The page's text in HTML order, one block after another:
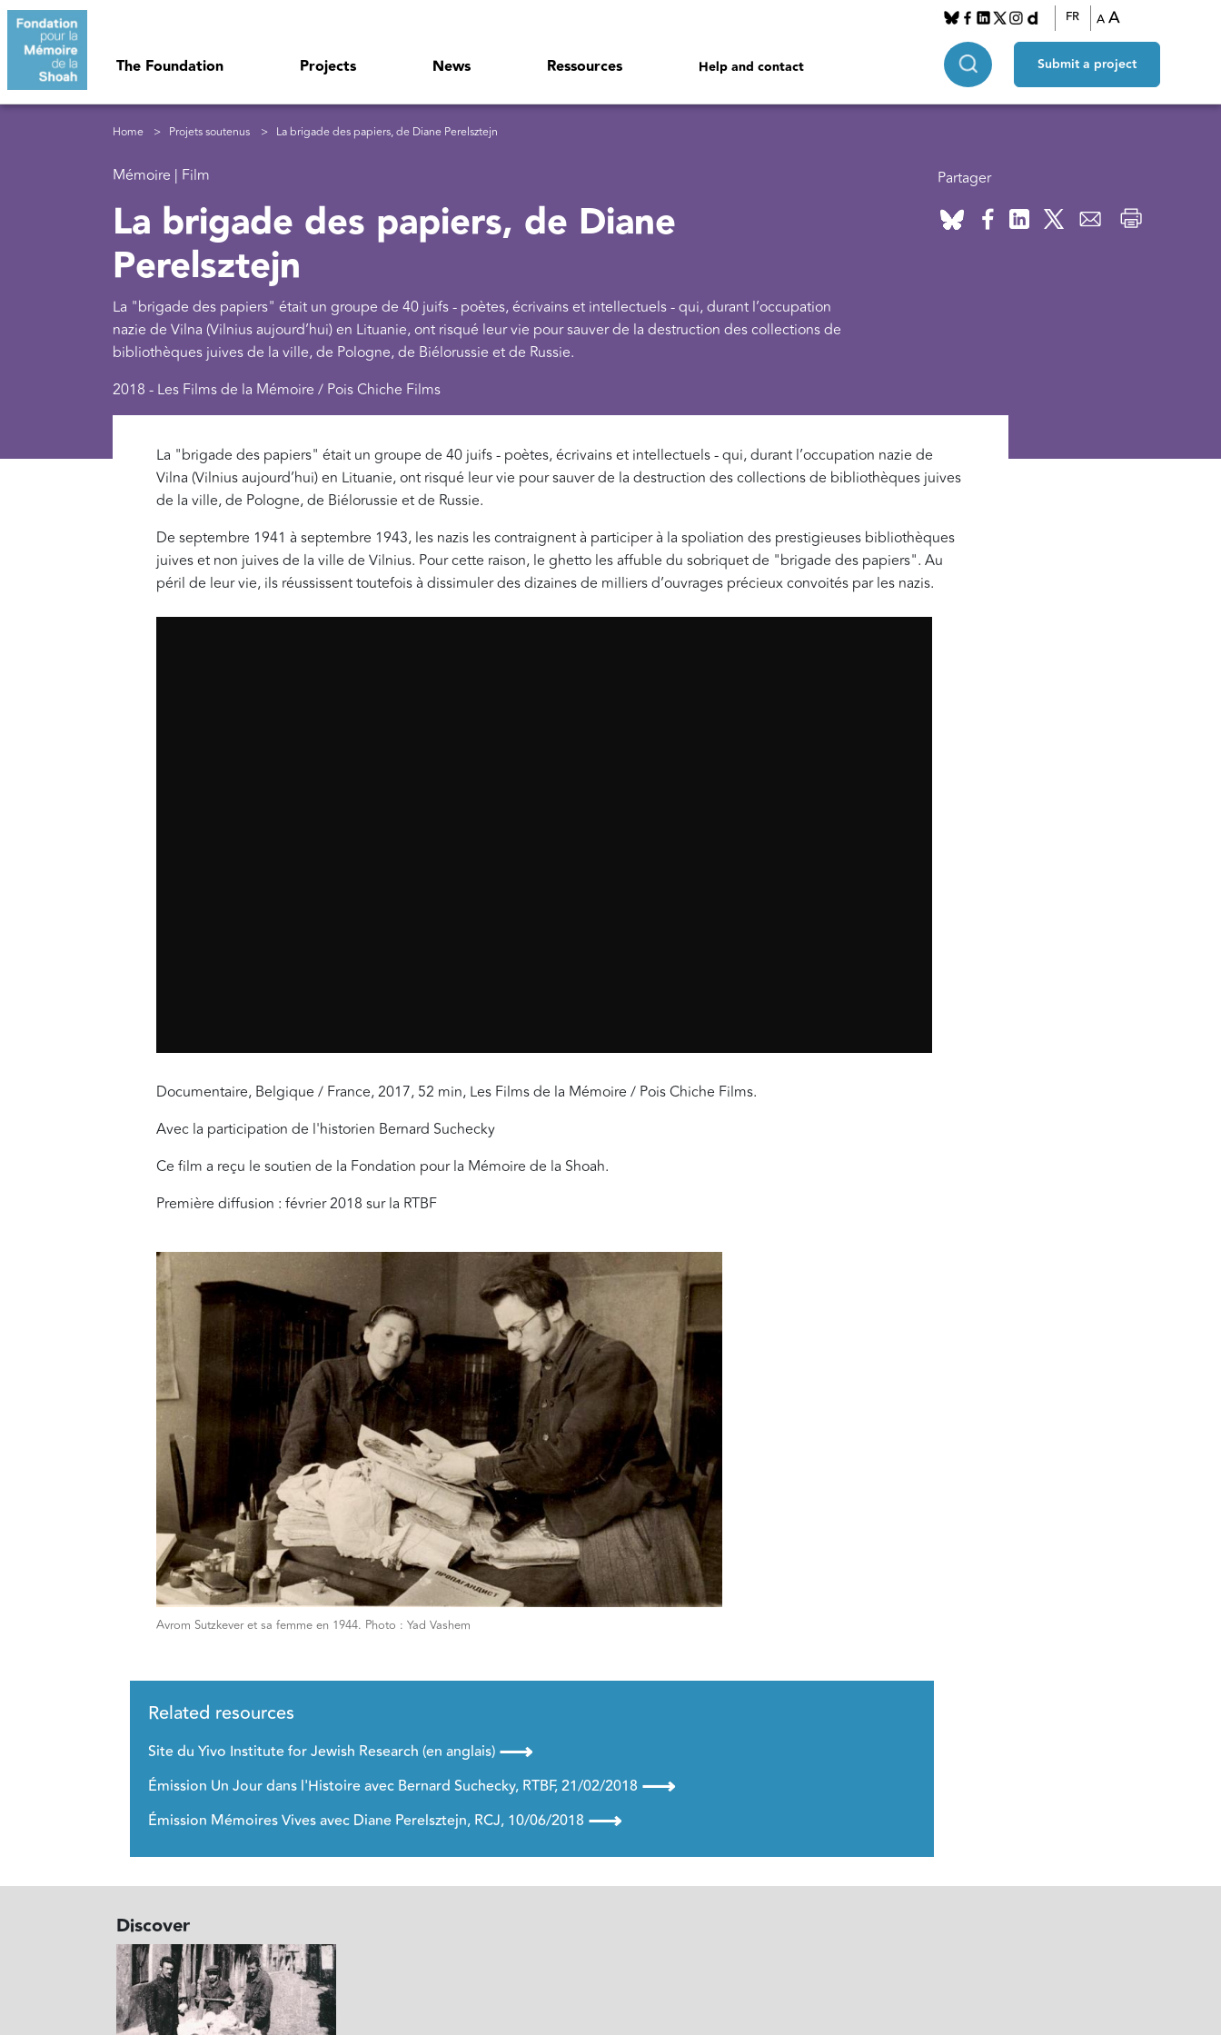
Skip to main content
The Foundation Projects News Ressources Help and contact
FR A A
Submit a project
Breadcrumb
Home Projets soutenus La brigade des papiers, de Diane Perelsztejn
Mémoire | Film
La brigade des papiers, de Diane
Perelsztejn
La "brigade des papiers" était un groupe de 40 juifs - poètes, écrivains et intellectuels - qui, durant l’occupation
nazie de Vilna (Vilnius aujourd’hui) en Lituanie, ont risqué leur vie pour sauver de la destruction des collections de
bibliothèques juives de la ville, de Pologne, de Biélorussie et de Russie.
2018 - Les Films de la Mémoire / Pois Chiche Films
Partager
La "brigade des papiers" était un groupe de 40 juifs - poètes, écrivains et intellectuels - qui, durant l’occupation nazie de
Vilna (Vilnius aujourd’hui) en Lituanie, ont risqué leur vie pour sauver de la destruction des collections de bibliothèques juives
de la ville, de Pologne, de Biélorussie et de Russie.
De septembre 1941 à septembre 1943, les nazis les contraignent à participer à la spoliation des prestigieuses bibliothèques
juives et non juives de la ville de Vilnius. Pour cette raison, le ghetto les affuble du sobriquet de "brigade des papiers". Au
péril de leur vie, ils réussissent toutefois à dissimuler des dizaines de milliers d’ouvrages précieux convoités par les nazis.
Documentaire, Belgique / France, 2017, 52 min, Les Films de la Mémoire / Pois Chiche Films.
Avec la participation de l'historien Bernard Suchecky
Ce film a reçu le soutien de la Fondation pour la Mémoire de la Shoah.
Première diffusion : février 2018 sur la RTBF
Avrom Sutzkever et sa femme en 1944. Photo : Yad Vashem
Related resources
Site du Yivo Institute for Jewish Research (en anglais) ⟶
Émission Un Jour dans l'Histoire avec Bernard Suchecky, RTBF, 21/02/2018 ⟶
Émission Mémoires Vives avec Diane Perelsztejn, RCJ, 10/06/2018 ⟶
Discover